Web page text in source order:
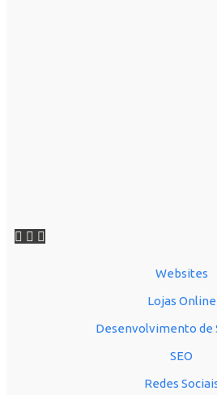
Websites
Lojas Online
Desenvolvimento de
SEO
Redes